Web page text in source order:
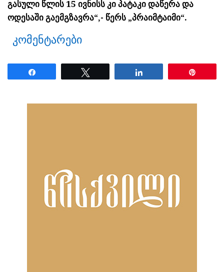
გასული წლის 15 ივნისს კი პატაკი დაწერა და
ოდესაში გაემგზავრა“,- წერს „პრაიმტაიმი“.
კომენტარები